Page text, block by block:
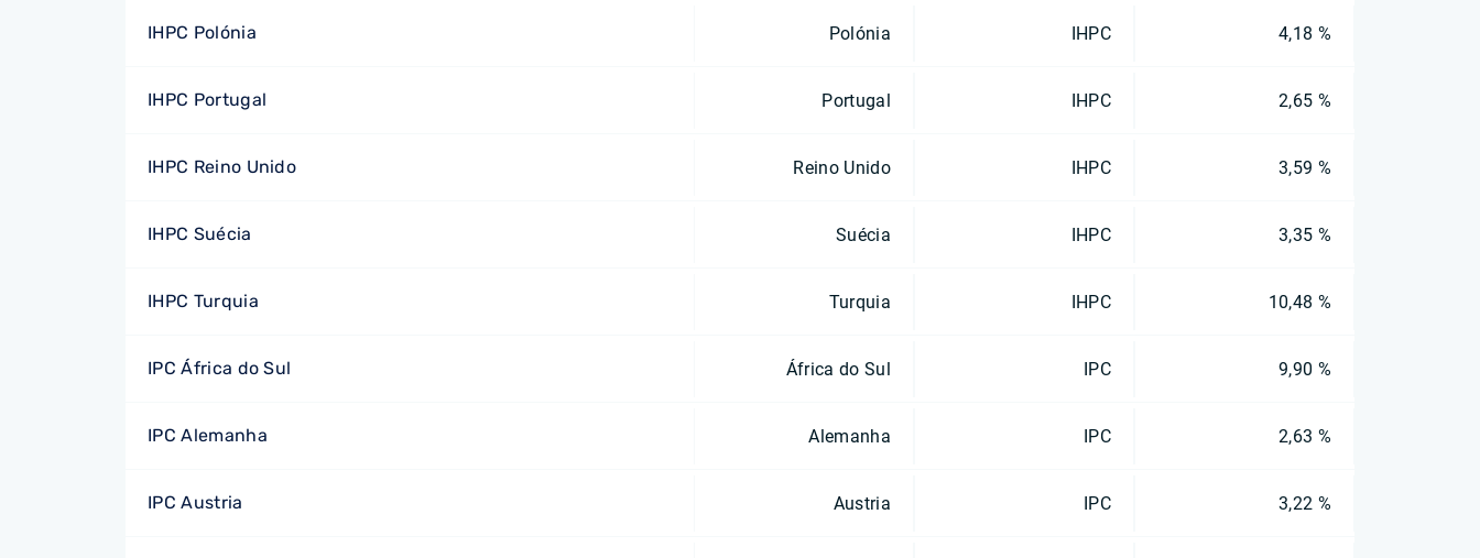
IHPC Polónia Polónia IHPC 4,18 %
IHPC Portugal Portugal IHPC 2,65 %
IHPC Reino Unido Reino Unido IHPC 3,59 %
IHPC Suécia Suécia IHPC 3,35 %
IHPC Turquia Turquia IHPC 10,48 %
IPC África do Sul África do Sul IPC 9,90 %
IPC Alemanha Alemanha IPC 2,63 %
IPC Austria Austria IPC 3,22 %